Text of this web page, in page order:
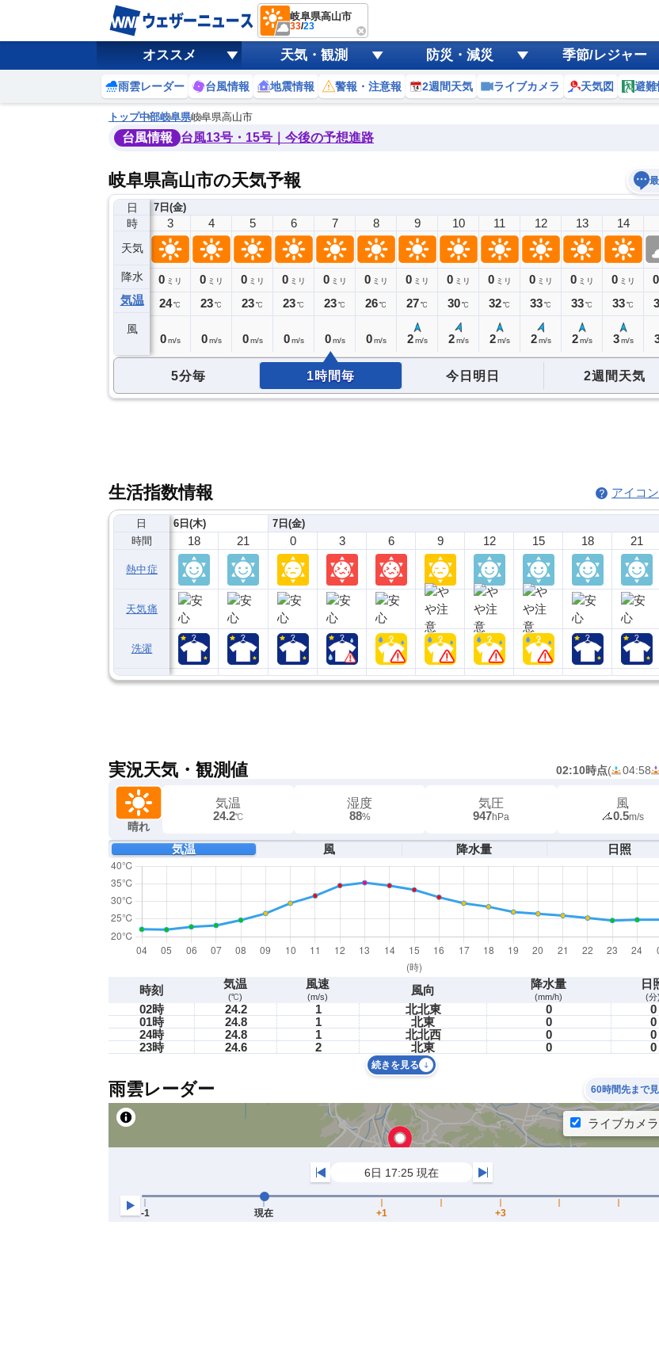
岐阜県高山市
33/23
オススメ 天気・観測 防災・減災 季節/レジャー
雨雲レーダー 台風情報 地震情報 警報・注意報 2週間天気 ライブカメラ 天気図 避難
トップ中部岐阜県岐阜県高山市
台風情報 台風13号・15号｜今後の予想進路
岐阜県高山市の天気予報
日
時
天気
降水
気温
風
7日(金)
2
0ミリ
24℃
3
0 ミリ
24℃
0 m/s
4
0 ミリ
23℃
0 m/s
5
0 ミリ
23℃
0 m/s
6
0 ミリ
23℃
0 m/s
7
0 ミリ
23℃
0 m/s
8
0 ミリ
26℃
0 m/s
9
0 ミリ
27℃
2 m/s
10
0 ミリ
30℃
2 m/s
11
0 ミリ
32℃
2 m/s
12
0 ミリ
33℃
2 m/s
13
0 ミリ
33℃
2 m/s
14
0 ミリ
33℃
3 m/s
0
5分毎 1時間毎 今日明日 2週間天気
生活指数情報 アイコ
日
時間
熱中症
天気痛
洗濯
6日(木)
18 21
7日(金)
0 3 6 9 12 15 18 21
実況天気・観測値 02:10時点( 04:58
晴れ
気温
24.2℃
湿度
88%
気圧
947hPa
風
0.5m/s
気温 風 降水量 日照
時刻 気温
(℃)
風速
(m/s) 風向 降水量
(mm/h)
日
(分)
02時 24.2 1 北北東 0
0
01時
24.8 1 北東 0
0
24時
24.8 1 北北西 0
0
23時
24.6 2 北東 0 0
続きを見る
雨雲レーダー 60時間先まで